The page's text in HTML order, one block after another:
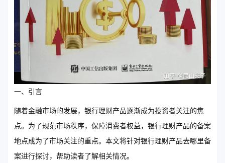
一、引言
随着金融市场的发展，银行理财产品逐渐成为投资者关注的焦
点。为了规范市场秩序，保障消费者权益，银行理财产品的备案
地点成为了市场关注的重点。本文将针对银行理财产品去哪里备
案进行探讨，帮助读者了解相关情况。